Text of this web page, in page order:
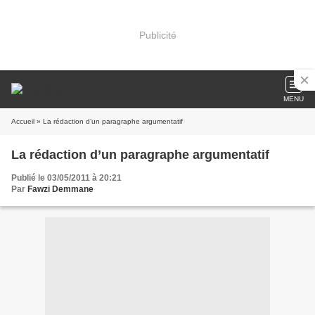
Publicité
MENU
Accueil » La rédaction d’un paragraphe argumentatif
La rédaction d’un paragraphe argumentatif
Publié le 03/05/2011 à 20:21
Par Fawzi Demmane